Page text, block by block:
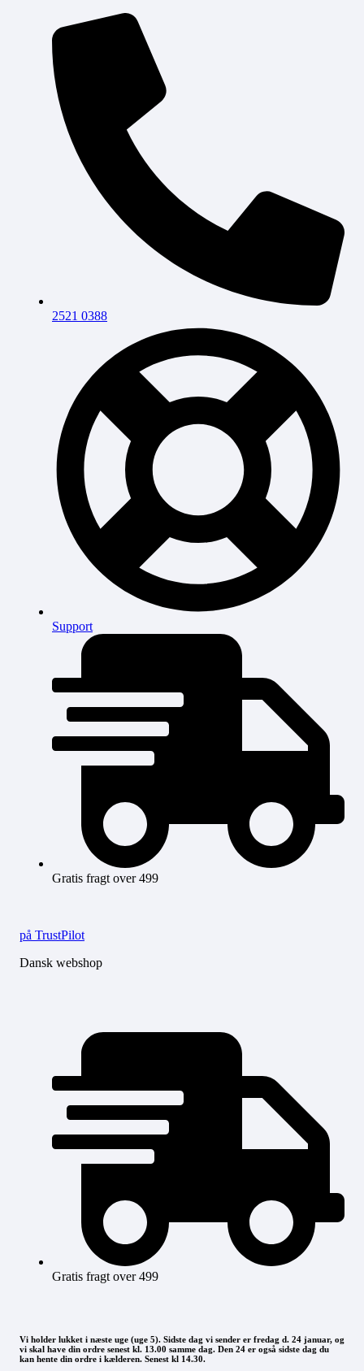
2521 0388
Support
Gratis fragt over 499
på TrustPilot
Dansk webshop
Gratis fragt over 499
Vi holder lukket i næste uge (uge 5). Sidste dag vi sender er fredag d. 24 januar, og
vi skal have din ordre senest kl. 13.00 samme dag. Den 24 er også sidste dag du
kan hente din ordre i kælderen. Senest kl 14.30.